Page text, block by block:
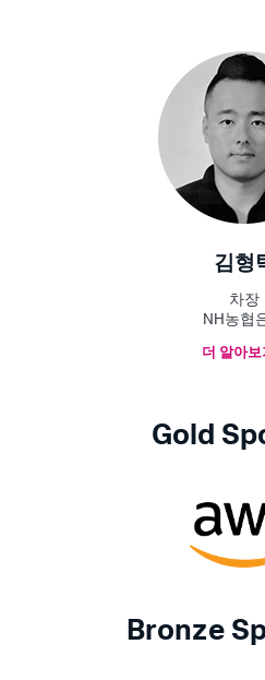
김형
차장
NH농협
더 알아보
Gold
Bronze